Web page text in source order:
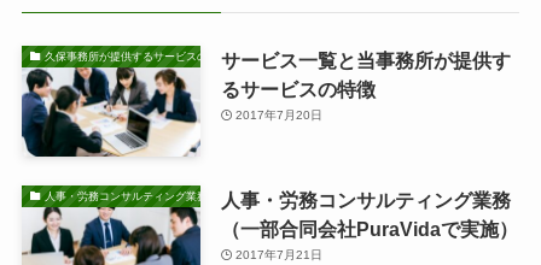
久保事務所が提供するサービスの特徴サービス一覧と当事務所が提供す
るサービスの特徴
2017年7月20日
人事・労務コンサルティング業務
人事・労務コンサルティング業務
（一部合同会社PuraVidaで実施）
2017年7月21日